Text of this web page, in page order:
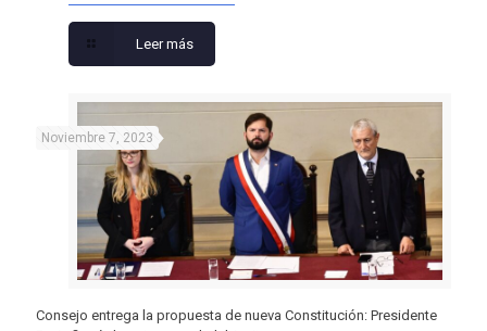
Leer más
Noviembre 7, 2023
Consejo entrega la propuesta de nueva Constitución: Presidente